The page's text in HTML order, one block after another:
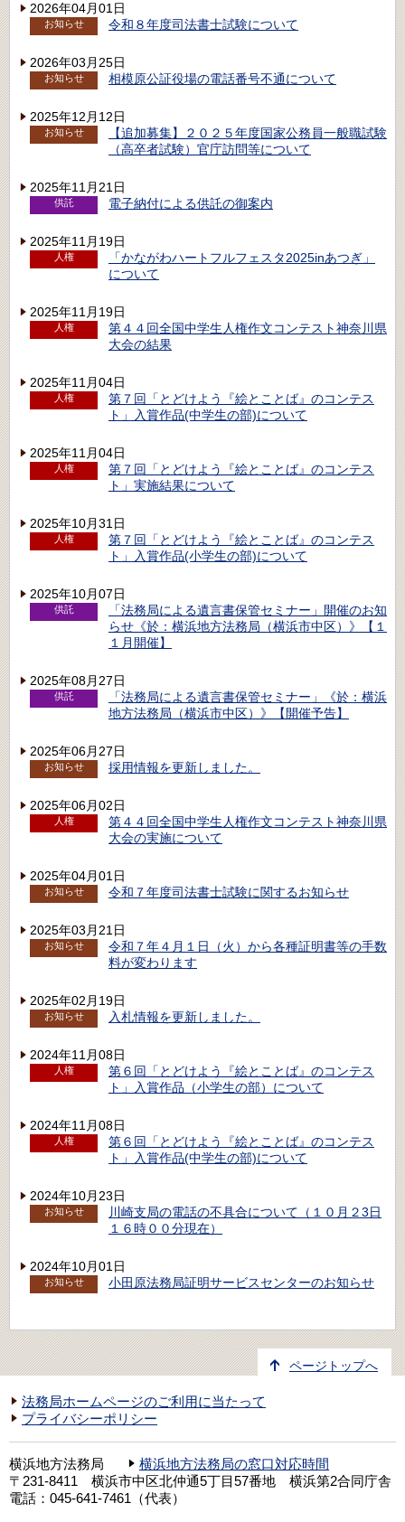
2026年04月01日
お知らせ 令和８年度司法書士試験について
2026年03月25日
お知らせ 相模原公証役場の電話番号不通について
2025年12月12日
お知らせ
【追加募集】２０２５年度国家公務員一般職試験
（高卒者試験）官庁訪問等について
2025年11月21日
供託 電子納付による供託の御案内
2025年11月19日
人権
「かながわハートフルフェスタ2025inあつぎ」
について
2025年11月19日
人権
第４４回全国中学生人権作文コンテスト神奈川県
大会の結果
2025年11月04日
人権
第７回「とどけよう『絵とことば』のコンテス
ト」入賞作品(中学生の部)について
2025年11月04日
人権
第７回「とどけよう『絵とことば』のコンテス
ト」実施結果について
2025年10月31日
人権
第７回「とどけよう『絵とことば』のコンテス
ト」入賞作品(小学生の部)について
2025年10月07日
供託
「法務局による遺言書保管セミナー」開催のお知
らせ《於：横浜地方法務局（横浜市中区）》【１
１月開催】
2025年08月27日
供託
「法務局による遺言書保管セミナー」《於：横浜
地方法務局（横浜市中区）》【開催予告】
2025年06月27日
お知らせ 採用情報を更新しました。
2025年06月02日
人権
第４４回全国中学生人権作文コンテスト神奈川県
大会の実施について
2025年04月01日
お知らせ 令和７年度司法書士試験に関するお知らせ
2025年03月21日
お知らせ
令和７年４月１日（火）から各種証明書等の手数
料が変わります
2025年02月19日
お知らせ 入札情報を更新しました。
2024年11月08日
人権
第６回「とどけよう『絵とことば』のコンテス
ト」入賞作品（小学生の部）について
2024年11月08日
人権
第６回「とどけよう『絵とことば』のコンテス
ト」入賞作品(中学生の部)について
2024年10月23日
お知らせ
川崎支局の電話の不具合について（１０月２3日
１６時００分現在）
2024年10月01日
お知らせ 小田原法務局証明サービスセンターのお知らせ
ページトップへ
法務局ホームページのご利用に当たって
プライバシーポリシー
横浜地方法務局
横浜地方法務局の窓口対応時間
〒231-8411 横浜市中区北仲通5丁目57番地 横浜第2合同庁舎
電話：045-641-7461（代表）